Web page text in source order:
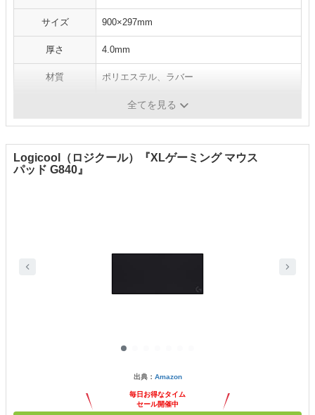
サイズ 900×297mm
厚さ 4.0mm
材質 ポリエステル、ラバー
全てを見る
Logicool（ロジクール）『XLゲーミング マウス
パッド G840』
出典： Amazon
毎日お得なタイム
セール開催中